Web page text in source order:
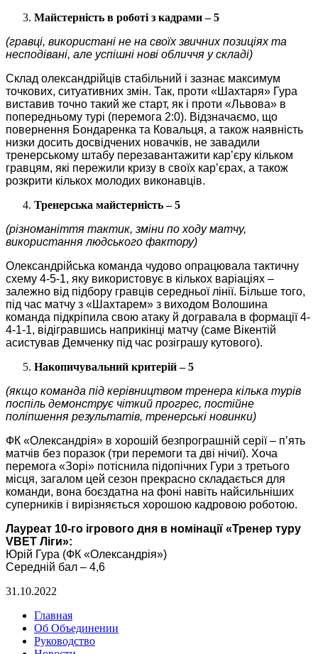
Майстерність в роботі з кадрами – 5
(гравці, використані не на своїх звичних позиціях та
несподівані, але успішні нові обличчя у складі)
Склад олександрійців стабільний і зазнає максимум
точкових, ситуативних змін. Так, проти «Шахтаря» Гура
виставив точно такий же старт, як і проти «Львова» в
попередньому турі (перемога 2:0). Відзначаємо, що
повернення Бондаренка та Ковальця, а також наявність
низки досить досвідчених новачків, не завадили
тренерському штабу перезавантажити кар’єру кільком
гравцям, які пережили кризу в своїх кар’єрах, а також
розкрити кількох молодих виконавців.
Тренерська майстерність – 5
(різноманіття тактик, зміни по ходу матчу,
використання людського фактору)
Олександрійська команда чудово опрацювала тактичну
схему 4-5-1, яку використовує в кількох варіаціях –
залежно від підбору гравців середньої лінії. Більше того,
під час матчу з «Шахтарем» з виходом Волошина
команда підкріпила свою атаку й догравала в формації 4-
4-1-1, відігравшись наприкінці матчу (саме Вікентій
асистував Демченку під час розіграшу кутового).
Накопичувальний критерій – 5
(якщо команда під керівництвом тренера кілька турів
поспіль демонструє чіткий прогрес, постійне
поліпшення результатів, тренерські новинки)
ФК «Олександрія» в хорошій безпрограшній серії – п’ять
матчів без поразок (три перемоги та дві нічиї). Хоча
перемога «Зорі» потіснила підопічних Гури з третього
місця, загалом цей сезон прекрасно складається для
команди, вона боєздатна на фоні навіть найсильніших
суперників і вирізняється хорошою кадровою роботою.
Лауреат 10-го ігрового дня в номінації «Тренер туру
VBET Ліги»:
Юрій Гура (ФК «Олександрія»)
Середній бал – 4,6
31.10.2022
Главная
Об Объединении
Руководство